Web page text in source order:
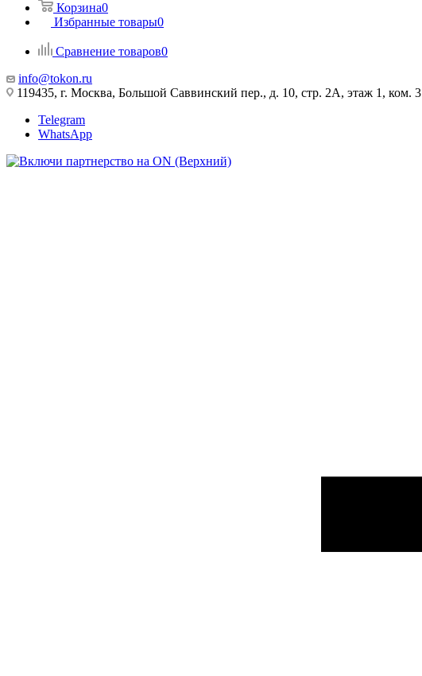
Корзина0
Избранные товары0
Сравнение товаров0
info@tokon.ru
119435, г. Москва, Большой Саввинский пер., д. 10, стр. 2А, этаж 1, ком. 3
Telegram
WhatsApp